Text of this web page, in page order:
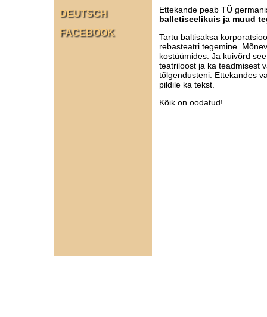
Ettekande peab TÜ
balletiseelikuis ja muud
Tartu baltisaksa
rebasteatri tegemine.
kostüümides. Ja kuivõrd
teatriloost ja ka teadmisest
tõlgendusteni. Ettekandes
pildile ka tekst.
Kõik on oodatud!
DEUTSCH
FACEBOOK